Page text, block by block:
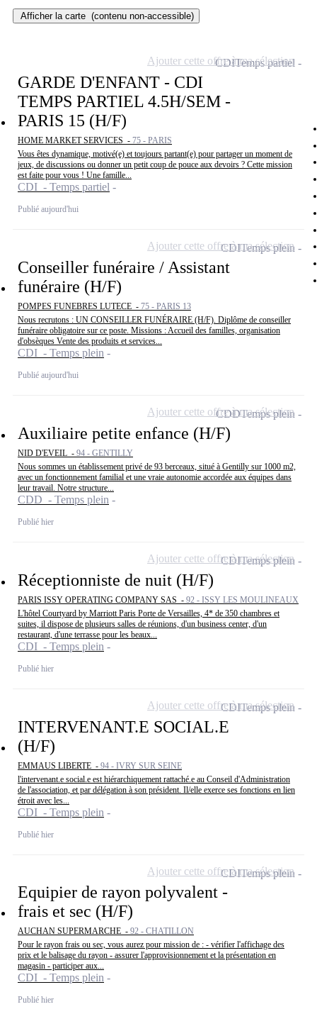
Afficher la carte (contenu non-accessible)
GARDE D'ENFANT - CDI
TEMPS PARTIEL 4.5H/SEM -
PARIS 15 (H/F)
HOME MARKET SERVICES - 75 - PARIS
Vous êtes dynamique, motivé(e) et toujours partant(e) pour partager un moment de
jeux, de discussions ou donner un petit coup de pouce aux devoirs ? Cette mission
est faite pour vous ! Une famille...
CDI - Temps partiel
Publié aujourd'hui
CDITemps partiel
Ajouter cette offre à ma sélection
Conseiller funéraire / Assistant
funéraire (H/F)
POMPES FUNEBRES LUTECE - 75 - PARIS 13
Nous recrutons : UN CONSEILLER FUNÉRAIRE (H/F). Diplôme de conseiller
funéraire obligatoire sur ce poste. Missions : Accueil des familles, organisation
d'obsèques Vente des produits et services...
CDI - Temps plein
Publié aujourd'hui
CDITemps plein
Ajouter cette offre à ma sélection
Auxiliaire petite enfance (H/F)
NID D'EVEIL - 94 - GENTILLY
Nous sommes un établissement privé de 93 berceaux, situé à Gentilly sur 1000 m2,
avec un fonctionnement familial et une vraie autonomie accordée aux équipes dans
leur travail. Notre structure...
CDD - Temps plein
Publié hier
CDDTemps plein
Ajouter cette offre à ma sélection
Réceptionniste de nuit (H/F)
PARIS ISSY OPERATING COMPANY SAS - 92 - ISSY LES MOULINEAUX
L'hôtel Courtyard by Marriott Paris Porte de Versailles, 4* de 350 chambres et
suites, il dispose de plusieurs salles de réunions, d'un business center, d'un
restaurant, d'une terrasse pour les beaux...
CDI - Temps plein
Publié hier
CDITemps plein
Ajouter cette offre à ma sélection
INTERVENANT.E SOCIAL.E
(H/F)
EMMAUS LIBERTE - 94 - IVRY SUR SEINE
l'intervenant.e social.e est hiérarchiquement rattaché.e au Conseil d'Administration
de l'association, et par délégation à son président. Il/elle exerce ses fonctions en lien
étroit avec les...
CDI - Temps plein
Publié hier
CDITemps plein
Ajouter cette offre à ma sélection
Equipier de rayon polyvalent -
frais et sec (H/F)
AUCHAN SUPERMARCHE - 92 - CHATILLON
Pour le rayon frais ou sec, vous aurez pour mission de : - vérifier l'affichage des
prix et le balisage du rayon - assurer l'approvisionnement et la présentation en
magasin - participer aux...
CDI - Temps plein
Publié hier
CDITemps plein
Ajouter cette offre à ma sélection